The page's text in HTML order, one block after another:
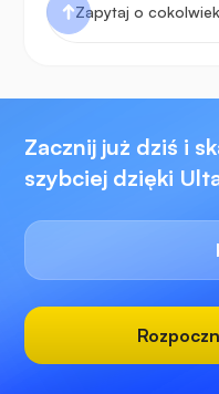
Zacznij już dziś i
szybciej dzięki